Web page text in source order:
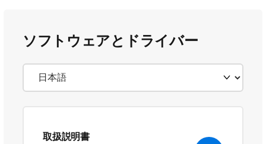
ソフトウェアとドライバー
取扱説明書